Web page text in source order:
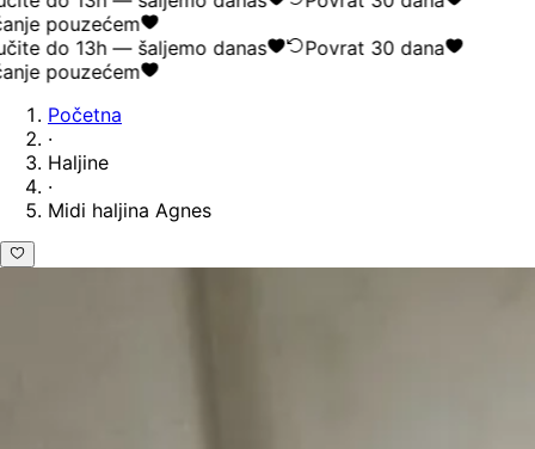
pouzećem
do 13h — šaljemo danas
Povrat 30 dana
pouzećem
Početna
·
Haljine
·
Midi haljina Agnes